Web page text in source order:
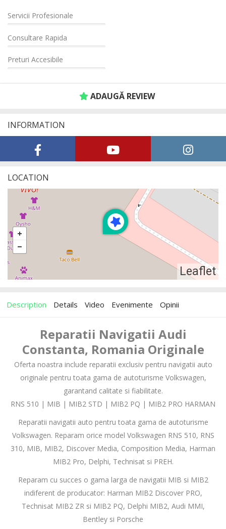
Servicii Profesionale
Consultare Rapida
Preturi Accesibile
ADAUGĂ REVIEW
INFORMATION
LOCATION
Leaflet
Description Details Video Evenimente Opinii
Reparatii Navigatii Audi
Constanta, Romania Originale
Oferta noastra include reparatii exclusiv pentru navigatii auto
originale pentru toata gama de autoturisme Volkswagen,
garantand calitate si fiabilitate.
RNS 510 | MIB | MIB2 STD | MIB2 PQ | MIB2 PRO HARMAN
Reparatii navigatii auto pentru toata gama de autoturisme
Volkswagen. Reparam orice model Volkswagen RNS 510, RNS
310, MIB, MIB2, Discover Media, Composition Media, Harman
MIB2 Pro, Delphi, Technisat si PREH.
Reparam cu succes o gama larga de navigatii MIB si MIB2
indiferent de producator: Harman MIB2 Discover PRO,
Technisat MIB2 ZR si MIB2 PQ, Delphi MIB2, Audi MMI,
Bentley si Porsche